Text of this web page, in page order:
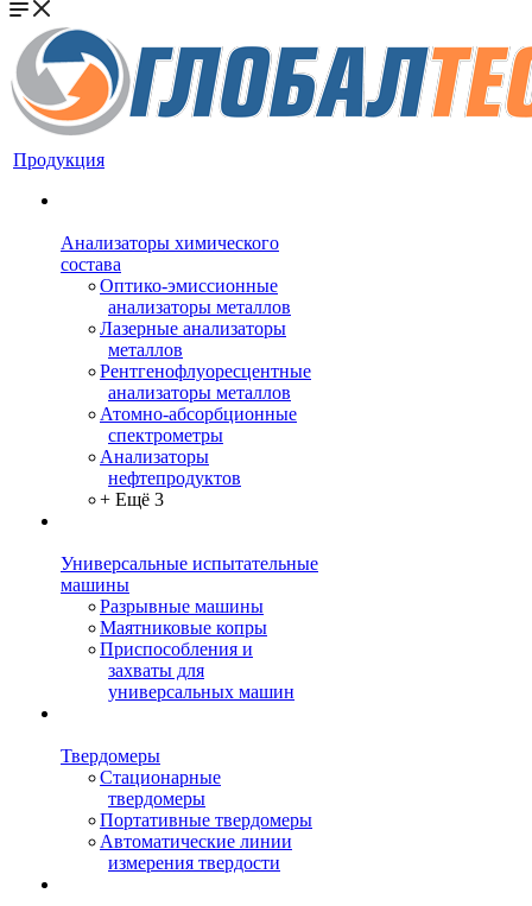
Продукция
Анализаторы химического
состава
Оптико-эмиссионные
анализаторы металлов
Лазерные анализаторы
металлов
Рентгенофлуоресцентные
анализаторы металлов
Атомно-абсорбционные
спектрометры
Анализаторы
нефтепродуктов
+ Ещё 3
Универсальные испытательные
машины
Разрывные машины
Маятниковые копры
Приспособления и
захваты для
универсальных машин
Твердомеры
Стационарные
твердомеры
Портативные твердомеры
Автоматические линии
измерения твердости